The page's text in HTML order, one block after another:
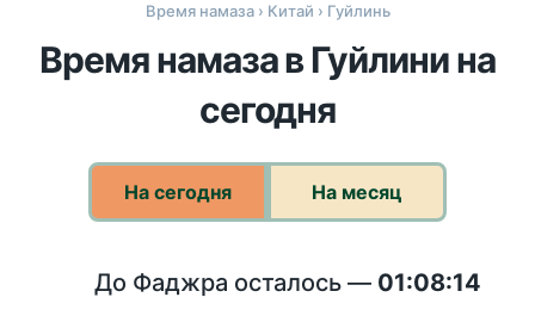
Время намаза› Китай › Гуйлинь
Время намаза в Гуйлини на
сегодня
На сегодня На месяц
До Фаджра осталось — 01:08:14